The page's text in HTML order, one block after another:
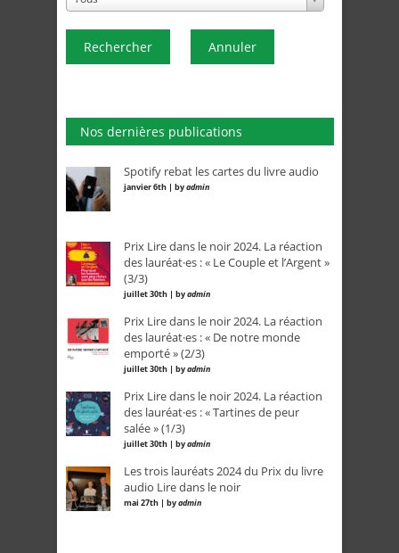
Rechercher Annuler
Nos dernières publications
Spotify rebat les cartes du livre audio
janvier 6th | byadmin
Prix Lire dans le noir 2024. La réaction
des lauréat·es : « Le Couple et l’Argent »
(3/3)
juillet 30th | byadmin
Prix Lire dans le noir 2024. La réaction
des lauréat·es : « De notre monde
emporté » (2/3)
juillet 30th | byadmin
Prix Lire dans le noir 2024. La réaction
des lauréat·es : « Tartines de peur
salée » (1/3)
juillet 30th | byadmin
Les trois lauréats 2024 du Prix du livre
audio Lire dans le noir
mai 27th | byadmin